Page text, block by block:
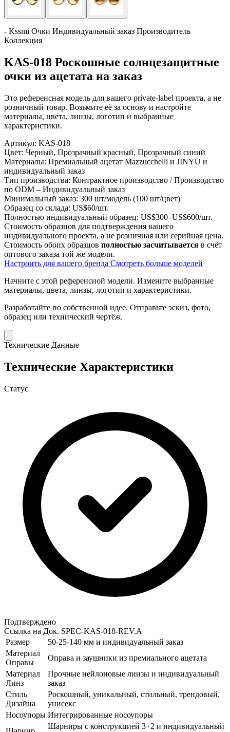
- Kssmi Очки Индивидуальный заказ Производитель
Коллекция
KAS-018 Роскошные солнцезащитные
очки из ацетата на заказ
Это референсная модель для вашего private-label проекта, а не
розничный товар. Возьмите её за основу и настройте
материалы, цвета, линзы, логотип и выбранные
характеристики.
Артикул: KAS-018
Цвет: Черный, Прозрачный красный, Прозрачный синий
Материалы: Премиальный ацетат Mazzucchelli и JINYU и
индивидуальный заказ
Тип производства: Контрактное производство / Производство
по ODM – Индивидуальный заказ
Минимальный заказ: 300 шт/модель (100 шт/цвет)
Образец со склада: US$60/шт.
Полностью индивидуальный образец: US$300–US$600/шт.
Стоимость образцов для подтверждения вашего
индивидуального проекта, а не розничная или серийная цена.
Стоимость обоих образцов полностью засчитывается в счёт
оптового заказа той же модели.
Настроить для вашего бренда Смотреть больше моделей
Начните с этой референсной модели. Измените выбранные
материалы, цвета, линзы, логотип и характеристики.
Разработайте по собственной идее. Отправьте эскиз, фото,
образец или технический чертёж.
Технические Данные
Технические Характеристики
Статус
Подтверждено
Ссылка на Док. SPEC-KAS-018-REV.A
Размер
50-25-140 мм и индивидуальный заказ
Материал
Оправы
Оправа и заушники из премиального ацетата
Материал
Линз
Прочные нейлоновые линзы и индивидуальный
заказ
Стиль
Дизайна
Роскошный, уникальный, стильный, трендовый,
унисекс
Носоупоры Интегрированные носоупоры
Шарниры с конструкцией 3+2 и индивидуальный